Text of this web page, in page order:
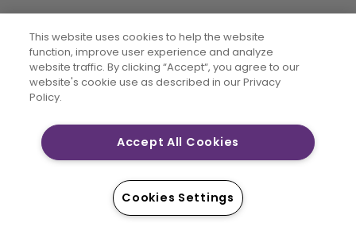
This website uses cookies to help the website
function, improve user experience and analyze
website traffic. By clicking “Accept“, you agree to our
website's cookie use as described in our Privacy
Policy.
Accept All Cookies
Cookies Settings